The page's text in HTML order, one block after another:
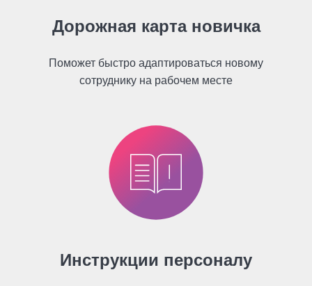
Дорожная карта новичка
Поможет быстро адаптироваться новому
сотруднику на рабочем месте
Инструкции персоналу